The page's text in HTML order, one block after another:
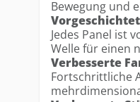
Bewegung und
Jedes Panel ist
Welle für einen
Verbesserte
Fortschrittliche